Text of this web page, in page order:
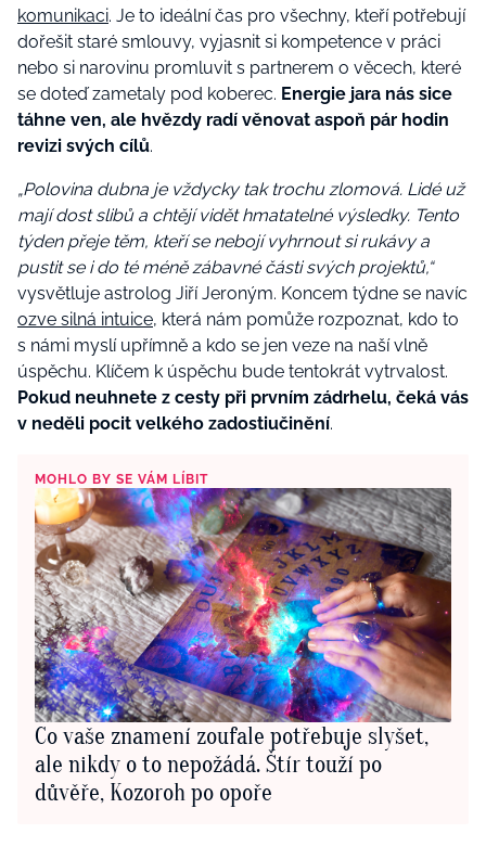
komunikaci. Je to ideální čas pro všechny, kteří potřebují
dořešit staré smlouvy, vyjasnit si kompetence v práci
nebo si narovinu promluvit s partnerem o věcech, které
se doteď zametaly pod koberec. Energie jara nás sice
táhne ven, ale hvězdy radí věnovat aspoň pár hodin
revizi svých cílů.
„Polovina dubna je vždycky tak trochu zlomová. Lidé už
mají dost slibů a chtějí vidět hmatatelné výsledky. Tento
týden přeje těm, kteří se nebojí vyhrnout si rukávy a
pustit se i do té méně zábavné části svých projektů,“
vysvětluje astrolog Jiří Jeroným. Koncem týdne se navíc
ozve silná intuice, která nám pomůže rozpoznat, kdo to
s námi myslí upřímně a kdo se jen veze na naší vlně
úspěchu. Klíčem k úspěchu bude tentokrát vytrvalost.
Pokud neuhnete z cesty při prvním zádrhelu, čeká vás
v neděli pocit velkého zadostiučinění.
MOHLO BY SE VÁM LÍBIT
Co vaše znamení zoufale potřebuje slyšet,
ale nikdy o to nepožádá. Štír touží po
důvěře, Kozoroh po opoře